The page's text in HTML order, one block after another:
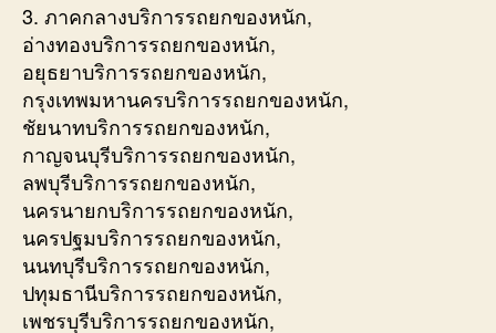
3. ภาคกลางบริการรถยกของหนัก,
อ่างทองบริการรถยกของหนัก,
อยุธยาบริการรถยกของหนัก,
กรุงเทพมหานครบริการรถยกของหนัก,
ชัยนาทบริการรถยกของหนัก,
กาญจนบุรีบริการรถยกของหนัก,
ลพบุรีบริการรถยกของหนัก,
นครนายกบริการรถยกของหนัก,
นครปฐมบริการรถยกของหนัก,
นนทบุรีบริการรถยกของหนัก,
ปทุมธานีบริการรถยกของหนัก,
เพชรบุรีบริการรถยกของหนัก,